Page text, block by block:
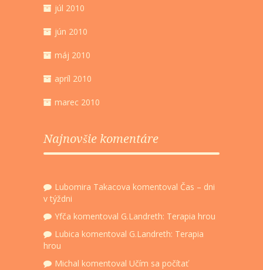
júl 2010
jún 2010
máj 2010
apríl 2010
marec 2010
Najnovšie komentáre
Lubomira Takacova komentoval Čas – dni
v týždni
Yfča komentoval G.Landreth: Terapia hrou
Lubica komentoval G.Landreth: Terapia
hrou
Michal komentoval Učím sa počítať